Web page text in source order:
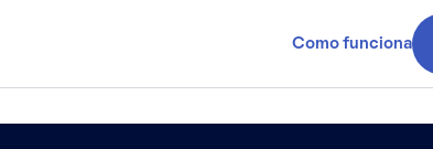
Como funciona